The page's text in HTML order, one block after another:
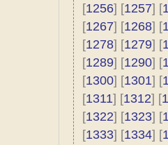
[1256] [1257] [
[1267] [1268] [
[1278] [1279] [
[1289] [1290] [
[1300] [1301] [
[1311] [1312] [
[1322] [1323] [
[1333] [1334] [